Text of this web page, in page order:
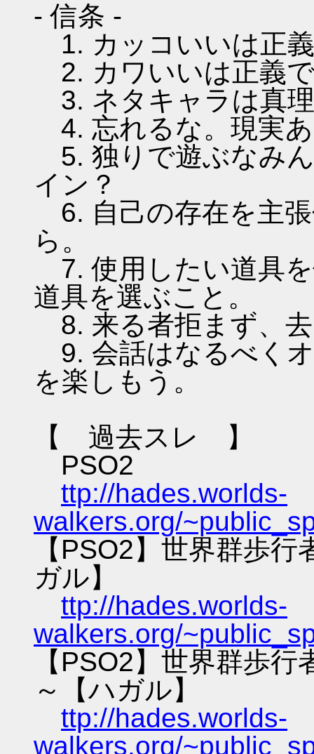
- 信条 -
1. カッコいいは正
2. カワいいは正義
3. ネタキャラは真
4. 忘れるな。現実
5. 独りで遊ぶなみ
イン？
6. 自己の存在を主
ら。
7. 使用したい道具
道具を選ぶこと。
8. 来る者拒まず、
9. 会話はなるべく
を楽しもう。
【 過去スレ 】
PSO2
ttp://hades.worlds-
walkers.org/
【PSO2】世界群歩
ガル】
ttp://hades.worlds-
walkers.org/
【PSO2】世界群歩
～【ハガル】
ttp://hades.worlds-
walkers.org/